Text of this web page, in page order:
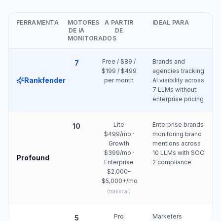
FERRAMENTA
MOTORES
DE IA
MONITORADOS
A PARTIR
DE
IDEAL PARA
Rankfender
7
Free / $89 /
$199 / $499
per month
Brands and
agencies tracking
AI visibility across
7 LLMs without
enterprise pricing
Profound
10
Lite
$499/mo ·
Growth
$399/mo ·
Enterprise
$2,000–
$5,000+/mo
(trakkr.ai)
Enterprise brands
monitoring brand
mentions across
10 LLMs with SOC
2 compliance
5 Pro Marketers